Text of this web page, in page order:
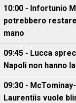
10:00 - Infortunio
potrebbero
mano
09:45 - Lucca
Napoli non hanno
09:30 -
Laurentiis vuole